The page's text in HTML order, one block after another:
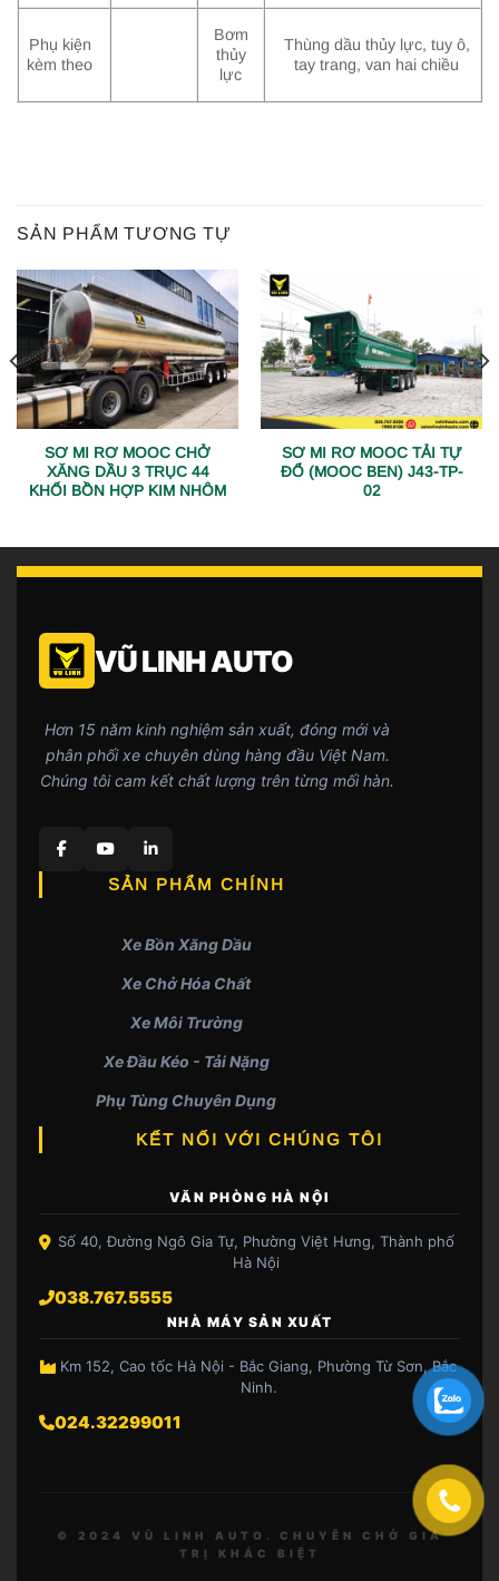
Phụ kiện
kèm theo
Bơm
thủy
lực
Thùng dầu thủy lực, tuy ô,
tay trang, van hai chiều
SẢN PHẨM TƯƠNG TỰ
SƠ MI RƠ MOOC CHỞ
XĂNG DẦU 3 TRỤC 44
KHỐI BỒN HỢP KIM NHÔM
SƠ MI RƠ MOOC TẢI TỰ
ĐỔ (MOOC BEN) J43-TP-
02
VŨ LINH AUTO
Hơn 15 năm kinh nghiệm sản xuất, đóng mới và
phân phối xe chuyên dùng hàng đầu Việt Nam.
Chúng tôi cam kết chất lượng trên từng mối hàn.
SẢN PHẨM CHÍNH
Xe Bồn Xăng Dầu
Xe Chở Hóa Chất
Xe Môi Trường
Xe Đầu Kéo - Tải Nặng
Phụ Tùng Chuyên Dụng
KẾT NỐI VỚI CHÚNG TÔI
VĂN PHÒNG HÀ NỘI
Số 40, Đường Ngô Gia Tự, Phường Việt Hưng, Thành phố
Hà Nội
038.767.5555
NHÀ MÁY SẢN XUẤT
Km 152, Cao tốc Hà Nội - Bắc Giang, Phường Từ Sơn, Bắc
Ninh.
024.32299011
© 2024 VŨ LINH AUTO. CHUYÊN CHỞ GIÁ
TRỊ KHÁC BIỆT